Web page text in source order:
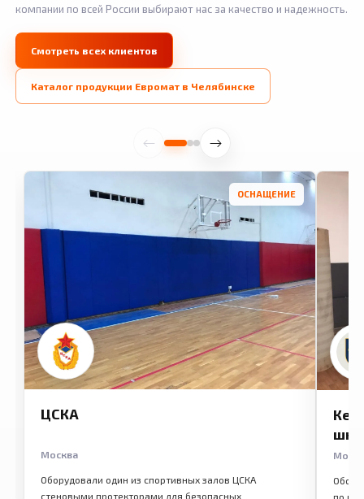
компании по всей России выбирают нас за качество и надежность.
Смотреть всех клиентов
Каталог продукции Евромат в Челябинске
ОСНАЩЕНИЕ
ЦСКА
Москва
Оборудовали один из спортивных залов ЦСКА
стеновыми протекторами для безопасных
по